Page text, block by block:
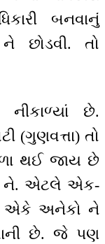
બનવાનું
છોડવી. તો
છે.
(ગુણવત્તા) તો
થઈ જાય છે
ને. એટલે એક-
અનેકો ને
છે. જે પણ